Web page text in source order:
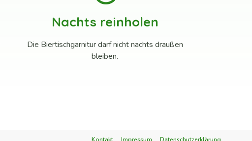
Nachts reinholen
Die Biertischgarnitur darf nicht nachts draußen
bleiben.